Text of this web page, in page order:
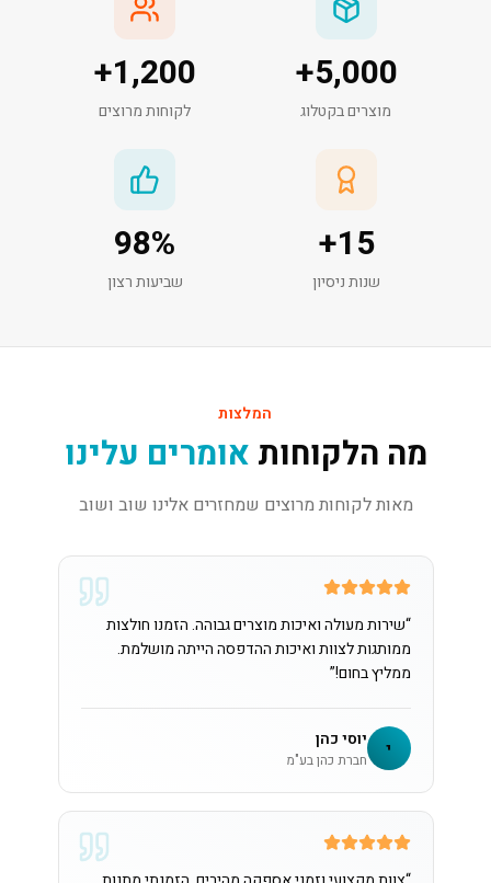
5,000
+
מוצרים בקטלוג
1,200
+
לקוחות מרוצים
15
+
שנות ניסיון
98%
שביעות רצון
המלצות
מה הלקוחות אומרים עלינו
מאות לקוחות מרוצים שמחזרים אלינו שוב ושוב
“שירות מעולה ואיכות מוצרים גבוהה. הזמנו חולצות
ממותגות לצוות ואיכות ההדפסה הייתה מושלמת.
ממליץ בחום!”
י יוסי כהן
חברת כהן בע"מ